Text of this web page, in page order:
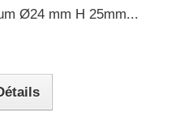
Ø24 mm H 25mm...